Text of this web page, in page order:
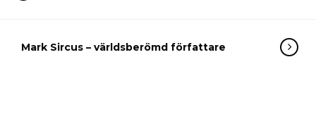
Mark Sircus – världsberömd författare